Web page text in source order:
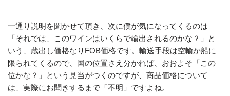
一通り説明を聞かせて頂き、次に僕が気になってくるのは
「それでは、このワインはいくらで輸出されるのかな？」と
いう、蔵出し価格なりFOB価格です。輸送手段は空輸か船に
限られてくるので、国の位置さえ分かれば、おおよそ「この
位かな？」という見当がつくのですが、商品価格について
は、実際にお聞きするまで「不明」ですよね。